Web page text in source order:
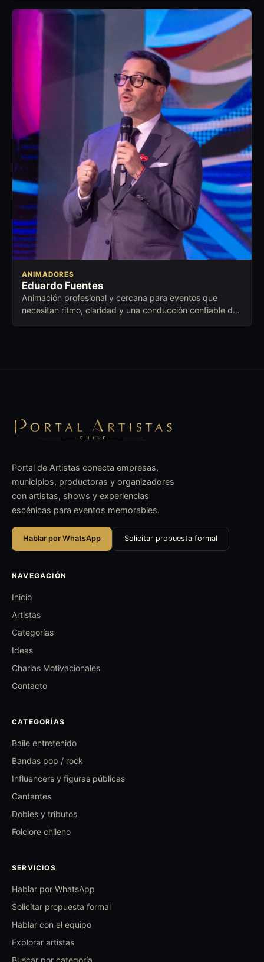
ANIMADORES
Eduardo Fuentes
Animación profesional y cercana para eventos que
necesitan ritmo, claridad y una conducción confiable de
Portal de Artistas conecta empresas,
municipios, productoras y organizadores
con artistas, shows y experiencias
escénicas para eventos memorables.
Hablar por WhatsApp Solicitar propuesta formal
NAVEGACIÓN
Inicio
Artistas
Categorías
Ideas
Charlas Motivacionales
Contacto
CATEGORÍAS
Baile entretenido
Bandas pop / rock
Influencers y figuras públicas
Cantantes
Dobles y tributos
Folclore chileno
SERVICIOS
Hablar por WhatsApp
Solicitar propuesta formal
Hablar con el equipo
Explorar artistas
Buscar por categoría